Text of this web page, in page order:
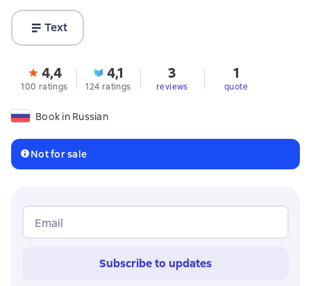
Text
4,4
100 ratings
4,1
124 ratings
3
reviews
1
quote
Book in Russian
Not for sale
Email
Subscribe to updates